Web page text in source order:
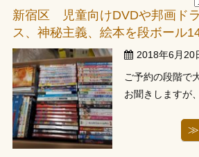
新宿区 児童向けDVDや邦画ド
ス、神秘主義、絵本を段ボール
2018年6月20
ご予約の段階で
お聞きしますが
話で言っていた
≫